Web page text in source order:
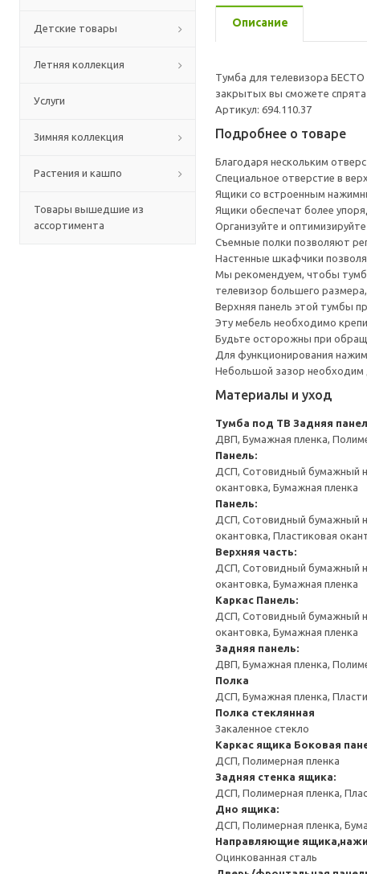
Детские товары
Летняя коллекция
Услуги
Зимняя коллекция
Растения и кашпо
Товары вышедшие из
ассортимента
Описание
Тумба для телевизора
закрытых вы сможете
Артикул: 694.110.37
Подробнее о товаре
Благодаря нескольким
Специальное отверстие в
Ящики со встроенным
Ящики обеспечат более
Организуйте и
Съемные полки позволяют
Настенные шкафчики
Мы рекомендуем, чтобы
телевизор большего
Верхняя панель этой тумбы
Эту мебель необходимо
Будьте осторожны при
Для функционирования
Небольшой зазор необходим
Материалы и уход
Тумба под ТВ Задняя
ДВП, Бумажная пленка,
Панель:
ДСП, Сотовидный бумажный
окантовка, Бумажная пленка
Панель:
ДСП, Сотовидный бумажный
окантовка, Пластиковая
Верхняя часть:
ДСП, Сотовидный бумажный
окантовка, Бумажная пленка
Каркас Панель:
ДСП, Сотовидный бумажный
окантовка, Бумажная пленка
Задняя панель:
ДВП, Бумажная пленка,
Полка
ДСП, Бумажная пленка,
Полка стеклянная
Закаленное стекло
Каркас ящика Боковая
ДСП, Полимерная пленка
Задняя стенка ящика:
ДСП, Полимерная пленка,
Дно ящика:
ДСП, Полимерная пленка,
Направляющие
Оцинкованная сталь